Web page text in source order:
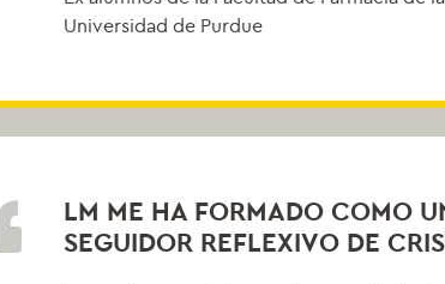
Universidad de Purdue
LM ME HA FORMADO COMO
SEGUIDOR REFLEXIVO DE